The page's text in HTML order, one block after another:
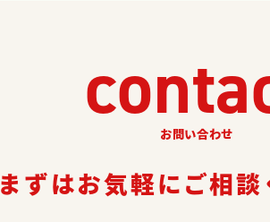
お問い合わせ
まずはお気軽にご相談